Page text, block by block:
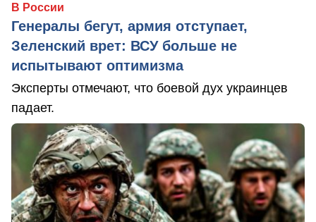
В России
Генералы бегут, армия отступает,
Зеленский врет: ВСУ больше не
испытывают оптимизма
Эксперты отмечают, что боевой дух украинцев
падает.